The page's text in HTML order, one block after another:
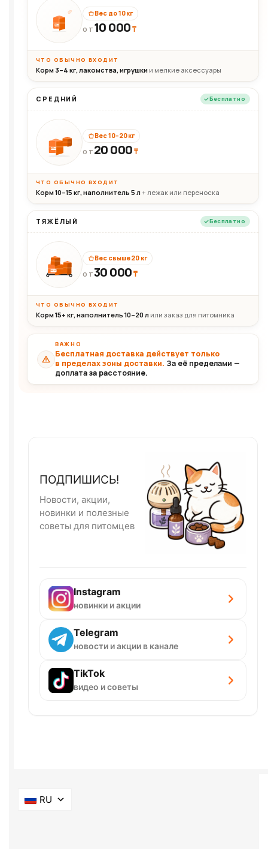
10кг
Вес до 10 кг
ОТ 10 000₸
ЧТО ОБЫЧНО ВХОДИТ
Корм 3–4 кг, лакомства, игрушки и мелкие аксессуары
СРЕДНИЙ Бесплатно
20кг
Вес 10–20 кг
ОТ 20 000₸
ЧТО ОБЫЧНО ВХОДИТ
Корм 10–15 кг, наполнитель 5 л+ лежак или переноска
ТЯЖЁЛЫЙ Бесплатно
30+кг
Вес свыше 20 кг
ОТ30 000₸
ЧТО ОБЫЧНО ВХОДИТ
Корм 15+ кг, наполнитель 10–20 л или заказ для питомника
ВАЖНО
Бесплатная доставка действует только
в пределах зоны доставки. За её пределами —
доплата за расстояние.
ПОДПИШИСЬ!
Новости, акции,
новинки и полезные
советы для питомцев
Instagram
новинки и акции
Telegram
новости и акции в канале
TikTok
видео и советы
RU